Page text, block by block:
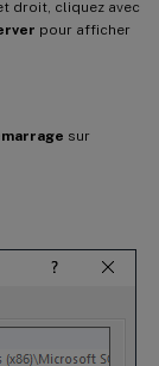
droit, cliquez avec
pour afficher
sur